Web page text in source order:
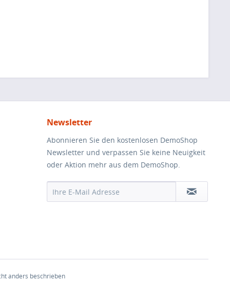
Newsletter
Abonnieren Sie den kostenlosen DemoShop
Newsletter und verpassen Sie keine Neuigkeit
oder Aktion mehr aus dem DemoShop.
anders beschrieben